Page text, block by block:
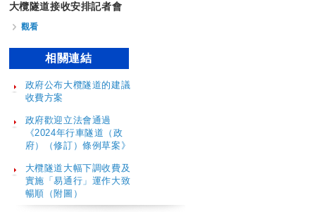
大欖隧道接收安排記者會
觀看
相關連結
政府公布大欖隧道的建議
收費方案
政府歡迎立法會通過
《2024年行車隧道（政
府）（修訂）條例草案》
大欖隧道大幅下調收費及
實施「易通行」運作大致
暢順（附圖）